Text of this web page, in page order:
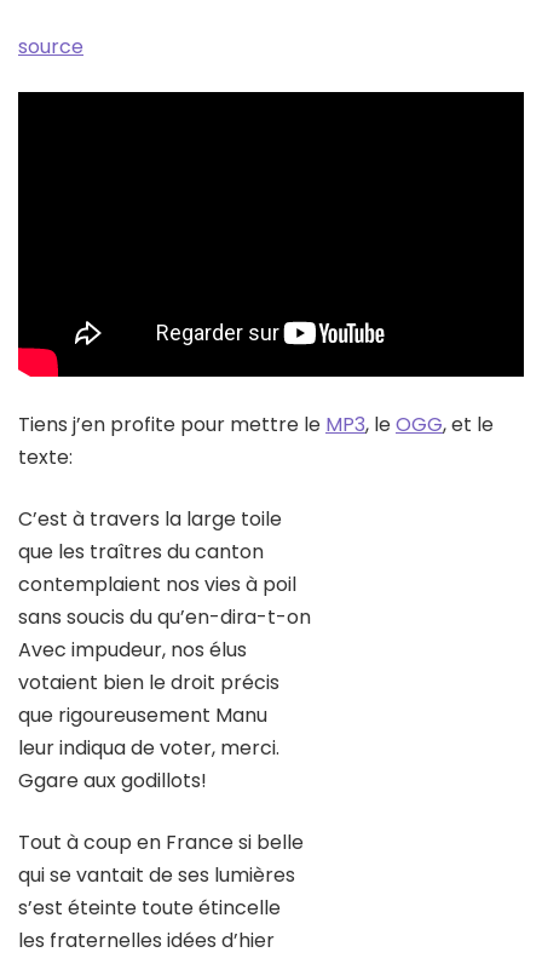
source
Tiens j’en profite pour mettre le MP3, leOGG, et le
texte:
C’est à travers la large toile
que les traîtres du canton
contemplaient nos vies à poil
sans soucis du qu’en-dira-t-on
Avec impudeur, nos élus
votaient bien le droit précis
que rigoureusement Manu
leur indiqua de voter, merci.
Ggare aux godillots!
Tout à coup en France si belle
qui se vantait de ses lumières
s’est éteinte toute étincelle
les fraternelles idées d’hier